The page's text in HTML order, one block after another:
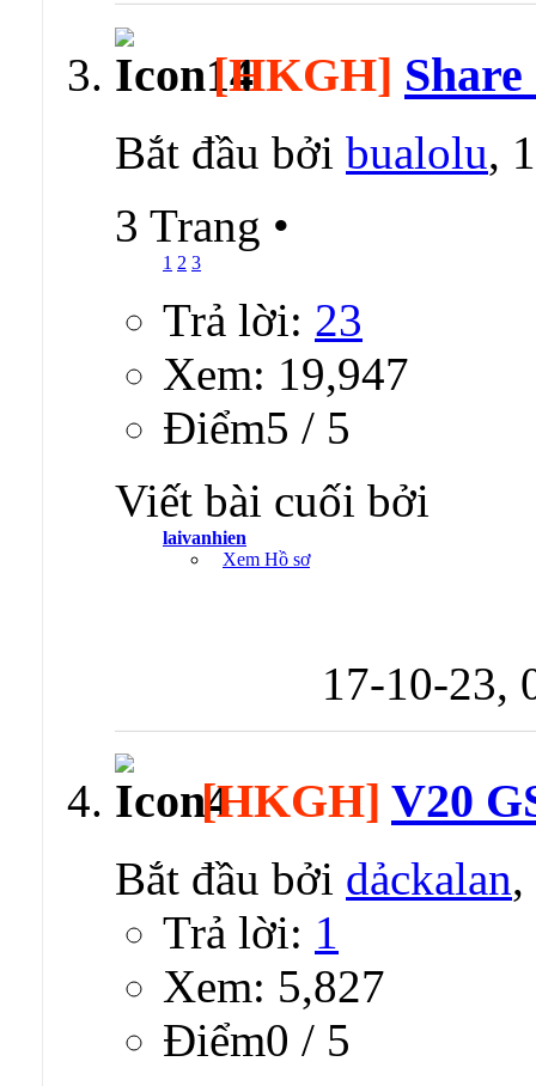
[HKGH]
Bắt đầu bởi bualolu,
3 Trang •
1 2 3
Trả lời: 23
Xem: 19,947
Ðiểm5 / 5
Viết bài cuối bởi
laivanhien
Xem Hồ sơ
17-10-23,
[HKGH] V20
Bắt đầu bởi dảckalan,
Trả lời: 1
Xem: 5,827
Ðiểm0 / 5